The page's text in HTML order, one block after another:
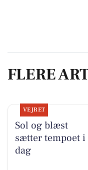
FLERE
VEJRET
Sol og blæst
sætter tempoet i
dag